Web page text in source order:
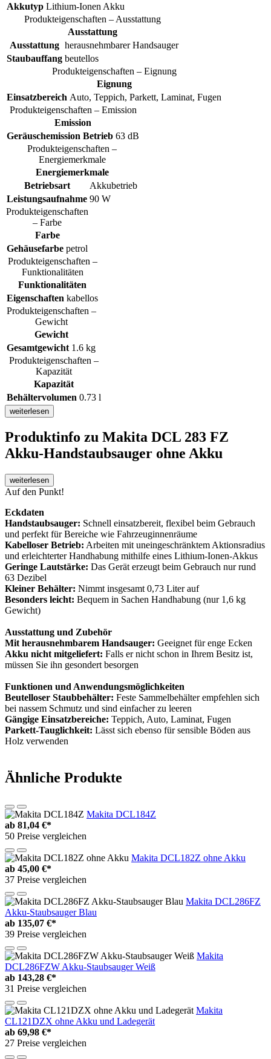
Akkutyp Lithium-Ionen Akku
Produkteigenschaften – Ausstattung
Ausstattung
Ausstattung herausnehmbarer Handsauger
Staubauffang beutellos
Produkteigenschaften – Eignung
Eignung
Einsatzbereich Auto, Teppich, Parkett, Laminat, Fugen
Produkteigenschaften – Emission
Emission
Geräuschemission Betrieb 63 dB
Produkteigenschaften –
Energiemerkmale
Energiemerkmale
Betriebsart
Akkubetrieb
Leistungsaufnahme 90 W
Produkteigenschaften
– Farbe
Farbe
Gehäusefarbe petrol
Produkteigenschaften –
Funktionalitäten
Funktionalitäten
Eigenschaften kabellos
Produkteigenschaften –
Gewicht
Gewicht
Gesamtgewicht 1.6 kg
Produkteigenschaften –
Kapazität
Kapazität
Behältervolumen 0.73 l
weiterlesen
Produktinfo zu Makita DCL 283 FZ
Akku-Handstaubsauger ohne Akku
weiterlesen
Auf den Punkt!
Eckdaten
Handstaubsauger: Schnell einsatzbereit, flexibel beim Gebrauch
und perfekt für Bereiche wie Fahrzeuginnenräume
Kabelloser Betrieb: Arbeiten mit uneingeschränktem Aktionsradius
und erleichterter Handhabung mithilfe eines Lithium-Ionen-Akkus
Geringe Lautstärke: Das Gerät erzeugt beim Gebrauch nur rund
63 Dezibel
Kleiner Behälter: Nimmt insgesamt 0,73 Liter auf
Besonders leicht: Bequem in Sachen Handhabung (nur 1,6 kg
Gewicht)
Ausstattung und Zubehör
Mit herausnehmbarem Handsauger: Geeignet für enge Ecken
Akku nicht mitgeliefert: Falls er nicht schon in Ihrem Besitz ist,
müssen Sie ihn gesondert besorgen
Funktionen und Anwendungsmöglichkeiten
Beutelloser Staubbehälter: Feste Sammelbehälter empfehlen sich
bei nassem Schmutz und sind einfacher zu leeren
Gängige Einsatzbereiche: Teppich, Auto, Laminat, Fugen
Parkett-Tauglichkeit: Lässt sich ebenso für sensible Böden aus
Holz verwenden
Ähnliche Produkte
Makita DCL184Z
ab 81,04 €*
50 Preise vergleichen
Makita DCL182Z ohne Akku
ab 45,00 €*
37 Preise vergleichen
Makita DCL286FZ
Akku-Staubsauger Blau
ab 135,07 €*
39 Preise vergleichen
Makita
DCL286FZW Akku-Staubsauger Weiß
ab 143,28 €*
31 Preise vergleichen
Makita
CL121DZX ohne Akku und Ladegerät
ab 69,98 €*
27 Preise vergleichen